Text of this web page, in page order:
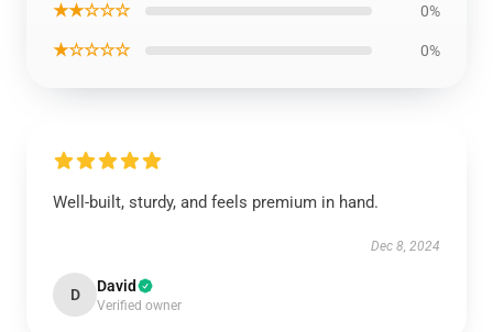
★★☆☆☆ 0%
★☆☆☆☆ 0%
Well-built, sturdy, and feels premium in hand.
Dec 8, 2024
D David
Verified owner